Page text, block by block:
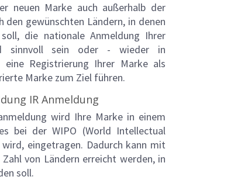
neuen Marke auch außerhalb der
den gewünschten Ländern, in denen
die nationale Anmeldung Ihrer
sinnvoll sein oder - wieder in
Registrierung Ihrer Marke als
Marke zum Ziel führen.
IR Anmeldung
wird Ihre Marke in einem
bei der WIPO (World Intellectual
eingetragen. Dadurch kann mit
von Ländern erreicht werden, in
soll.